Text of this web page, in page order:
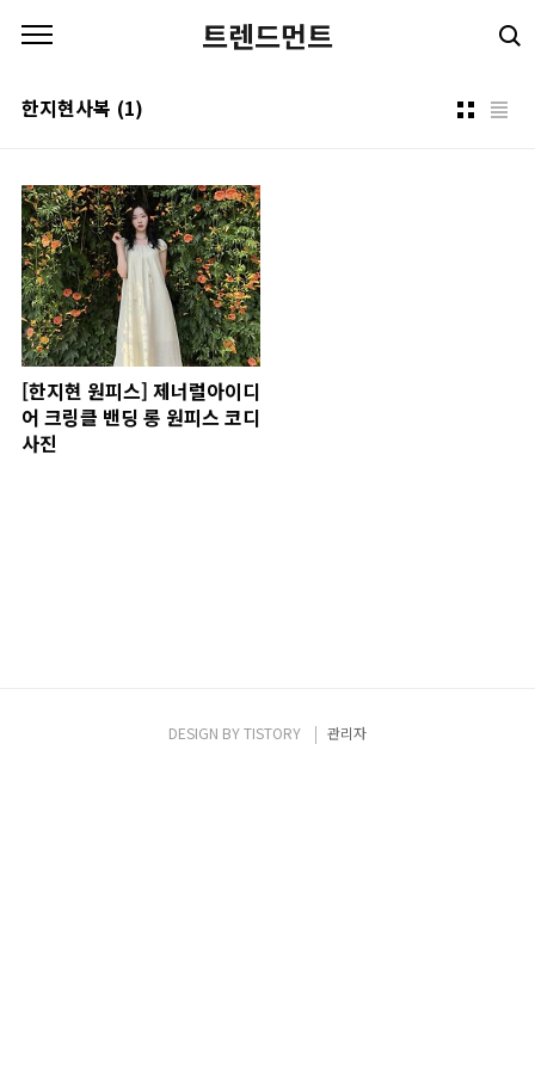
트렌드먼트
한지현사복 (1)
[한지현 원피스] 제너럴아이디
어 크링클 밴딩 롱 원피스 코디
사진
DESIGN BYTISTORY 관리자